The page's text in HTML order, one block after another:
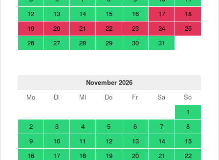
12
13 14 15 16 17
18
19
20 21 22 23 24
25
26
27 28 29 30 31
November 2026
Mo
Di Mi Do Fr Sa
So
1
2
3 4 5 6 7
8
9
10 11 12 13 14
15
16
17 18 19 20 21
22